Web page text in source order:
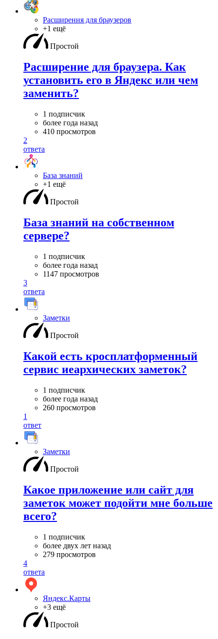
Расширения для браузеров
+1 ещё
Простой
Расширение для браузера. Как
установить его в Яндекс или чем
заменить?
1 подписчик
более года назад
410 просмотров
2
ответа
База знаний
+1 ещё
Простой
База знаний на собственном
сервере?
1 подписчик
более года назад
1147 просмотров
3
ответа
Заметки
Простой
Какой есть кросплатформенный
сервис иеархических заметок?
1 подписчик
более года назад
260 просмотров
1
ответ
Заметки
Простой
Какое приложение или сайт для
заметок может подойти мне больше
всего?
1 подписчик
более двух лет назад
279 просмотров
4
ответа
Яндекс.Карты
+3 ещё
Простой